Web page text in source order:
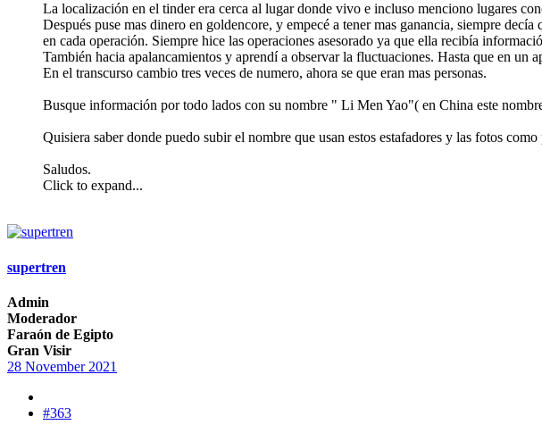
La localización en el tinder era cerca al lugar donde vivo e incluso menciono lugares
Después puse mas dinero en goldencore, y empecé a tener mas ganancia, siempre
en cada operación. Siempre hice las operaciones asesorado ya que ella recibía
También hacia apalancamientos y aprendí a observar la fluctuaciones. Hasta que en
En el transcurso cambio tres veces de numero, ahora se que eran mas personas.
Busque información por todo lados con su nombre " Li Men Yao"( en China este
Quisiera saber donde puedo subir el nombre que usan estos estafadores y las fotos
Saludos.
Click to expand...
supertren
Admin
Moderador
Faraón de Egipto
Gran Visir
28 November 2021
#363